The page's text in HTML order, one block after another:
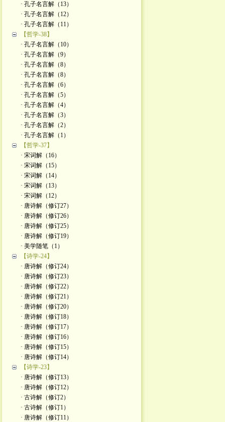
· 孔子名言解（13）
· 孔子名言解（12）
· 孔子名言解（11）
【哲学-38】
· 孔子名言解（10）
· 孔子名言解（9）
· 孔子名言解（8）
· 孔子名言解（8）
· 孔子名言解（6）
· 孔子名言解（5）
· 孔子名言解（4）
· 孔子名言解（3）
· 孔子名言解（2）
· 孔子名言解（1）
【哲学-37】
· 宋词解（16）
· 宋词解（15）
· 宋词解（14）
· 宋词解（13）
· 宋词解（12）
· 唐诗解（修订27）
· 唐诗解（修订26）
· 唐诗解（修订25）
· 唐诗解（修订19）
· 美学随笔（1）
【诗学-24】
· 唐诗解（修订24）
· 唐诗解（修订23）
· 唐诗解（修订22）
· 唐诗解（修订21）
· 唐诗解（修订20）
· 唐诗解（修订18）
· 唐诗解（修订17）
· 唐诗解（修订16）
· 唐诗解（修订15）
· 唐诗解（修订14）
【诗学-23】
· 唐诗解（修订13）
· 唐诗解（修订12）
· 古诗解（修订2）
· 古诗解（修订1）
· 唐诗解（修订11）